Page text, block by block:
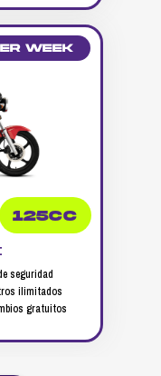
week
125cc
seguridad
ilimitados
gratuitos